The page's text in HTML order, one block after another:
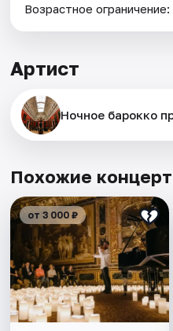
Возрастное ограничение:
Артист
Ночное барокко
Похожие
от 3 000 ₽